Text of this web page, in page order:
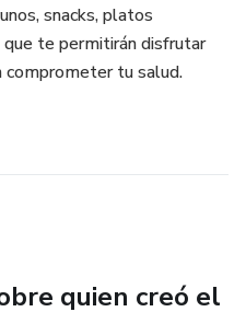
snacks, platos
te permitirán disfrutar
comprometer tu salud.
quien creó el